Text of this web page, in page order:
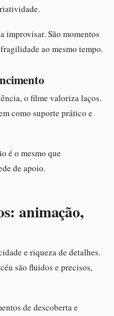
improvisar. São momentos
ao mesmo tempo.
o filme valoriza laços.
como suporte prático e
é o mesmo que
de apoio.
animação,
e riqueza de detalhes.
são fluidos e precisos,
de descoberta e